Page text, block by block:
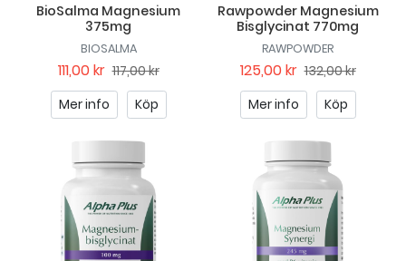
BioSalma Magnesium
375mg
BIOSALMA
111,00 kr 117,00 kr
Mer info
Köp
Rawpowder Magnesium
Bisglycinat 770mg
RAWPOWDER
125,00 kr 132,00 kr
Mer info
Köp